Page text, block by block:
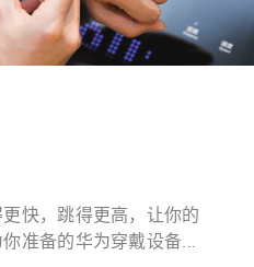
快，跳得更高，让你的
准备的华为穿戴设备...